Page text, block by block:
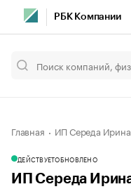
РБК Компании
Главная ИП Середа
ДЕЙСТВУЕТОБНОВЛЕНО
ИП Середа